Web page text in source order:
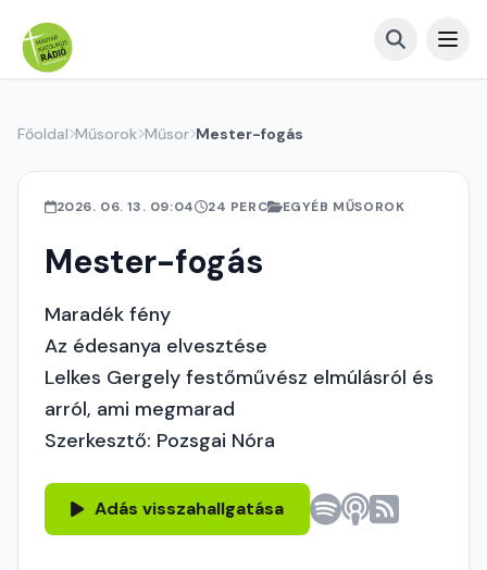
Főoldal Műsorok Műsor Mester-fogás
2026. 06. 13. 09:04 24 PERC EGYÉB MŰSOROK
Mester-fogás
Maradék fény
Az édesanya elvesztése
Lelkes Gergely festőművész elmúlásról és
arról, ami megmarad
Szerkesztő: Pozsgai Nóra
Adás visszahallgatása